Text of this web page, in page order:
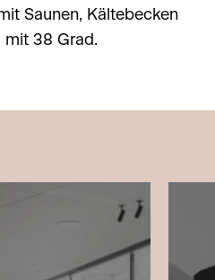
Saunen, Kältebecken
mit 38 Grad.